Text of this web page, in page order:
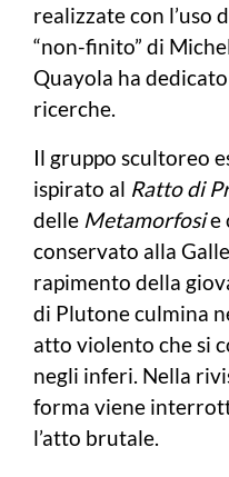
realizzate con l’uso
“non-finito” di
Quayola ha
ricerche.
Il gruppo scultoreo
ispirato al Ratto di
delle Metamorfosie
conservato alla
rapimento della
di Plutone culmina
atto violento che si
negli inferi. Nella
forma viene
l’atto brutale.